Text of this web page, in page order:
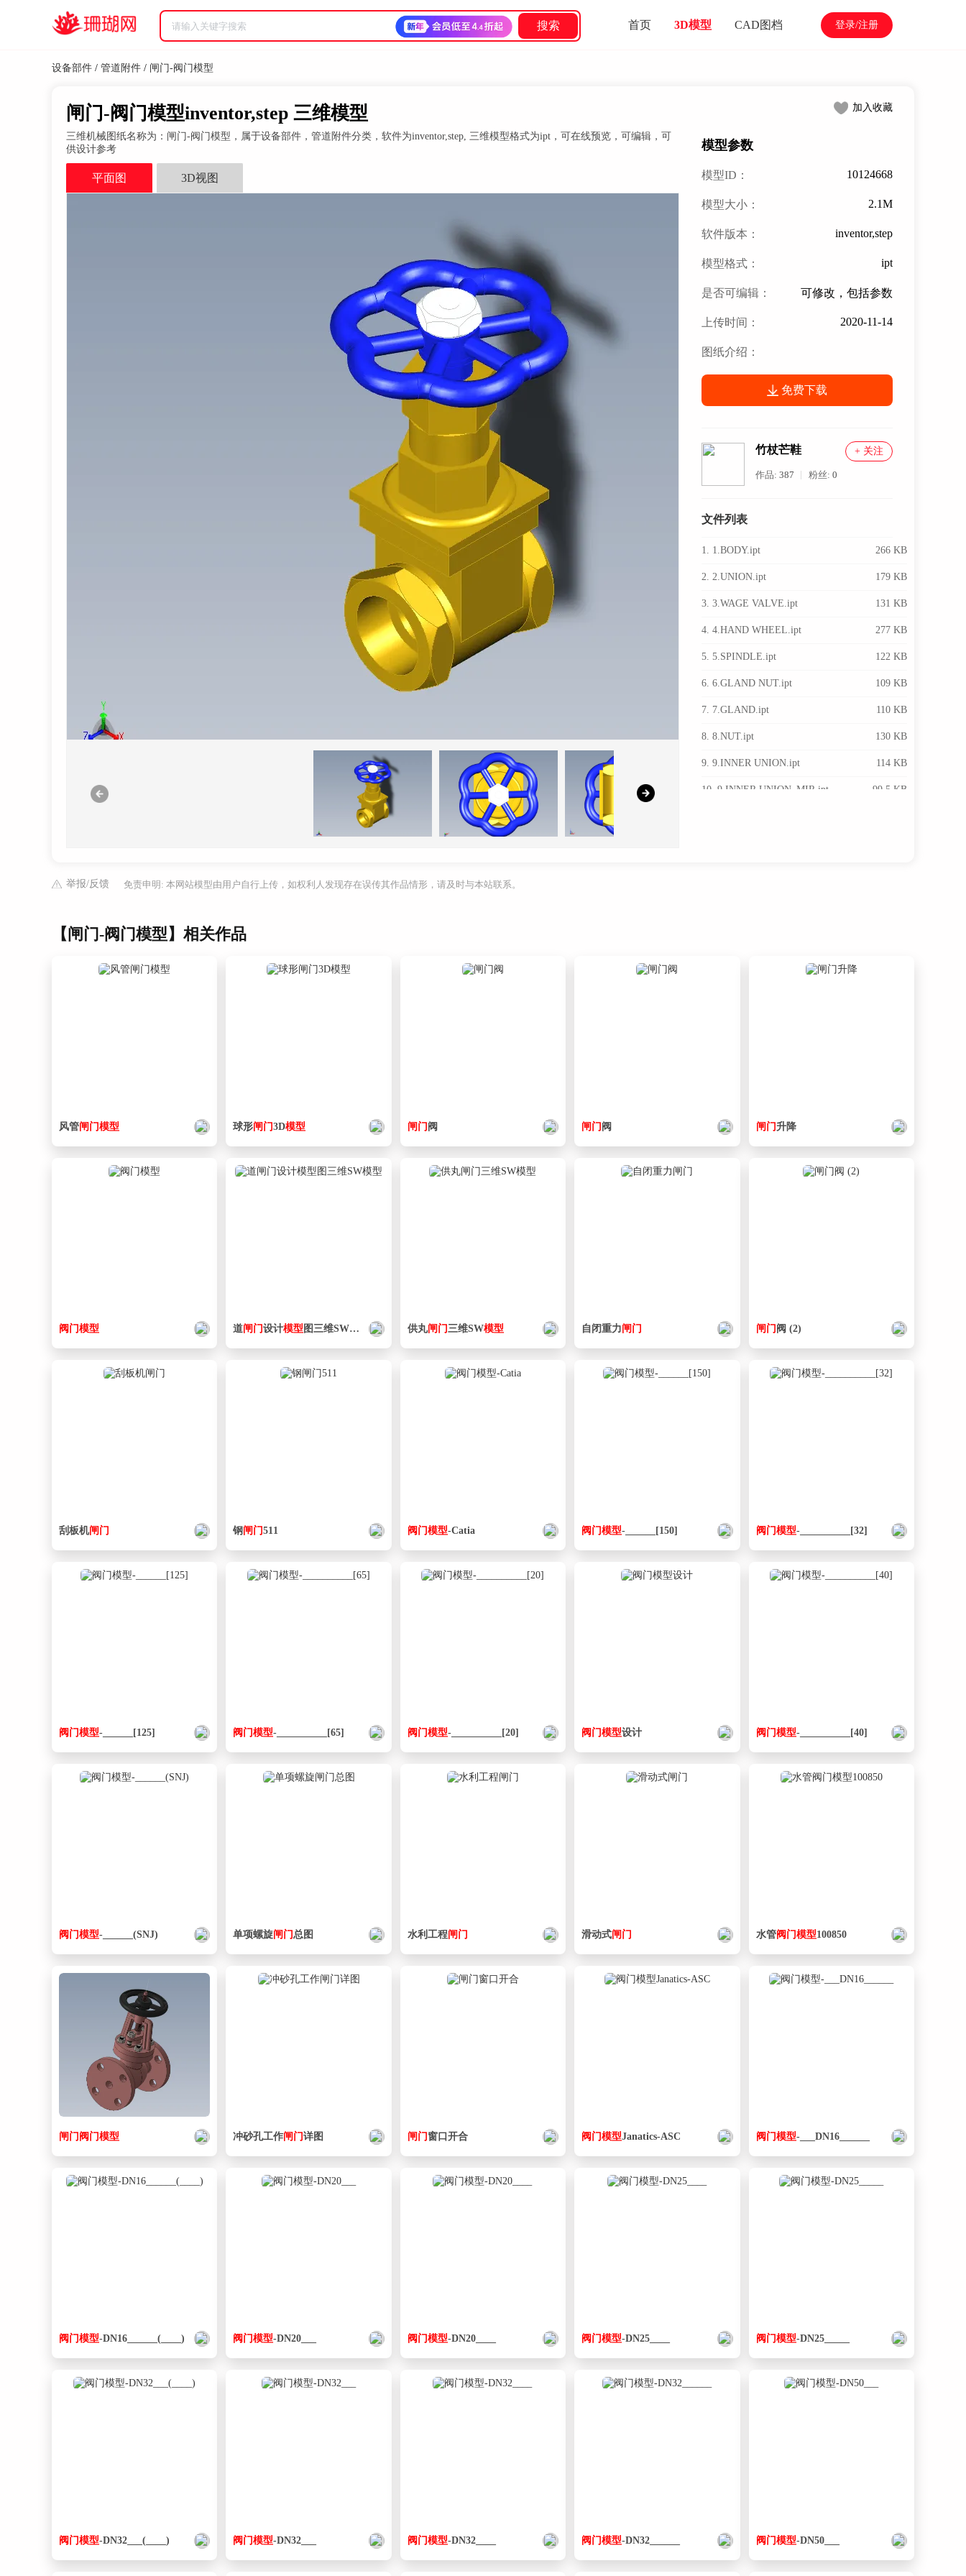
搜索 首页 3D模型 CAD图档 登录/注册
设备部件 / 管道附件 / 闸门-阀门模型
闸门-阀门模型inventor,step 三维模型
三维机械图纸名称为：闸门-阀门模型，属于设备部件，管道附件分类，软件为inventor,step, 三维模型格式为ipt，可在线预览，可编辑，可
供设计参考
平面图 3D视图
加入收藏
模型参数
模型ID： 10124668
模型大小： 2.1M
软件版本： inventor,step
模型格式： ipt
是否可编辑： 可修改，包括参数
上传时间： 2020-11-14
图纸介绍：
免费下载
竹杖芒鞋
作品:387 粉丝:0
+ 关注
文件列表
1. 1.BODY.ipt 266 KB
2. 2.UNION.ipt 179 KB
3. 3.WAGE VALVE.ipt 131 KB
4. 4.HAND WHEEL.ipt 277 KB
5. 5.SPINDLE.ipt 122 KB
6. 6.GLAND NUT.ipt 109 KB
7. 7.GLAND.ipt 110 KB
8. 8.NUT.ipt 130 KB
9. 9.INNER UNION.ipt 114 KB
10. 9.INNER UNION_MIR.ipt 99.5 KB
举报/反馈
免责申明: 本网站模型由用户自行上传，如权利人发现存在误传其作品情形，请及时与本站联系。
【闸门-阀门模型】相关作品
风管闸门模型 球形闸门3D模型 闸门阀 闸门阀 闸门升降
阀门模型 道闸门设计模型 图三维SW模型 供丸闸门三维SW模型 自闭重力闸门 闸门阀 (2)
刮板机闸门 钢闸门511 阀门模型-Catia 阀门模型-______[150] 阀门模型-__________[32]
阀门模型-______[125] 阀门模型-__________[65] 阀门模型-__________[20] 阀门模型设计 阀门模型-__________[40]
阀门模型-______(SNJ) 单项螺旋闸门总图 水利工程闸门 滑动式闸门 水管阀门模型100850
闸门阀门模型 冲砂孔工作闸门详图 闸门窗口开合 阀门模型Janatics-ASC 阀门模型-___DN16______
阀门模型-DN16______(____) 阀门模型-DN20___ 阀门模型-DN20____ 阀门模型-DN25____ 阀门模型-DN25_____
阀门模型-DN32___(____) 阀门模型-DN32___ 阀门模型-DN32____ 阀门模型-DN32______ 阀门模型-DN50___